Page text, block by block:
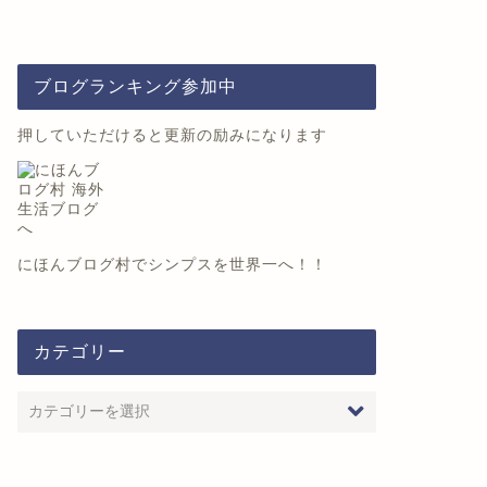
ブログランキング参加中
押していただけると更新の励みになります
にほんブログ村でシンプスを世界一へ！！
カテゴリー